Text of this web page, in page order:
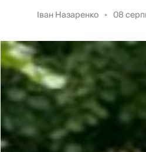
Іван Назаренко 08